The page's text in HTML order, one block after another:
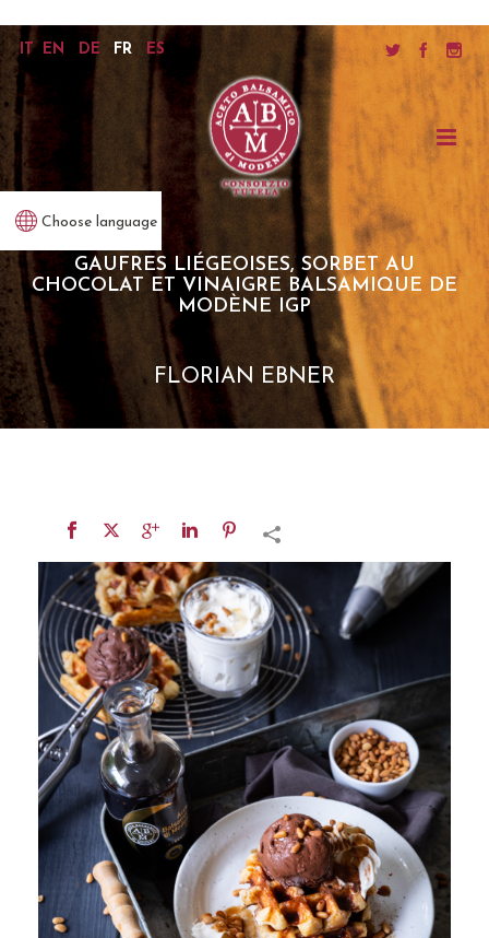
Choose language
GAUFRES LIÉGEOISES, SORBET AU
CHOCOLAT ET VINAIGRE BALSAMIQUE DE
MODÈNE IGP
FLORIAN EBNER
IT EN DE FR ES